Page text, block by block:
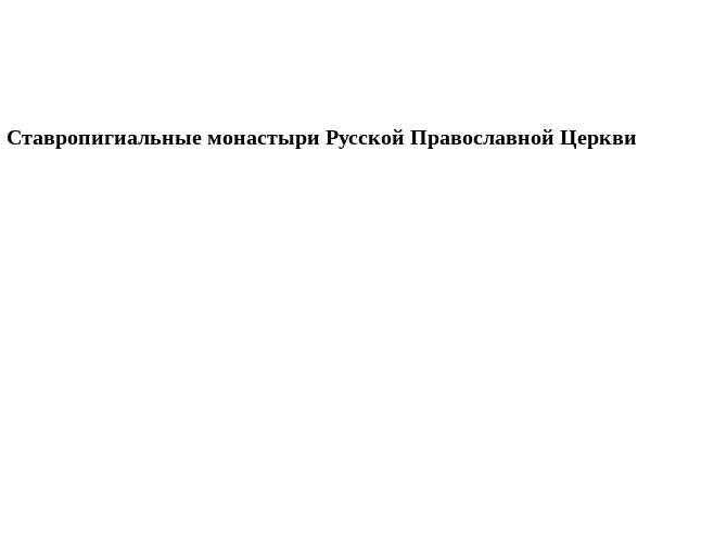
Ставропигиальные монастыри Русской Православной Церкви